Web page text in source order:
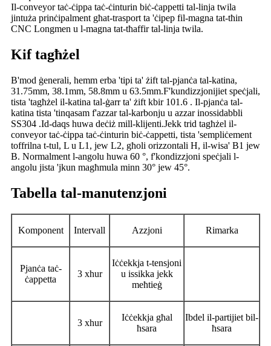
Il-conveyor taċ-ċippa taċ-ċinturin biċ-ċappetti tal-linja twila
jintuża prinċipalment għat-trasport ta 'ċipep fil-magna tat-tħin
CNC Longmen u l-magna tat-tħaffir tal-linja twila.
Kif tagħżel
B'mod ġenerali, hemm erba 'tipi ta' żift tal-pjanċa tal-katina,
31.75mm, 38.1mm, 58.8mm u 63.5mm.F'kundizzjonijiet speċjali,
tista 'tagħżel il-katina tal-ġarr ta' żift kbir 101.6 . Il-pjanċa tal-
katina tista 'tinqasam f'azzar tal-karbonju u azzar inossidabbli
SS304 .Id-daqs huwa deċiż mill-klijenti.Jekk trid tagħżel il-
conveyor taċ-ċippa taċ-ċinturin biċ-ċappetti, tista 'sempliċement
toffrilna t-tul, L u L1, jew L2, għoli orizzontali H, il-wisa' B1 jew
B. Normalment l-angolu huwa 60 °, f'kondizzjoni speċjali l-
angolu jista 'jkun magħmula minn 30° jew 45°.
Tabella tal-manutenzjoni
Komponent Intervall Azzjoni Rimarka
Pjanċa taċ-
ċappetta
3 xhur
Iċċekkja t-tensjoni
u issikka jekk
meħtieġ
3 xhur
Iċċekkja għal
ħsara
Ibdel il-partijiet bil-
ħsara